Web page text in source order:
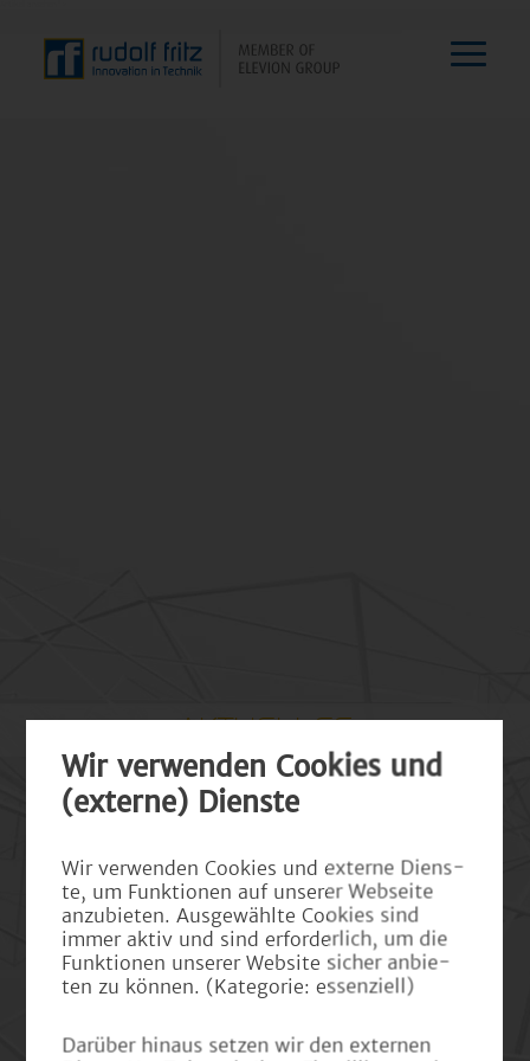
AKTUELLES
Wir ver­wen­den Coo­kies und
(ex­ter­ne) Diens­te
Wir ver­wen­den Coo­kies und ex­ter­ne Diens­
te, um Funk­tio­nen auf un­se­rer Web­sei­te
an­zu­bie­ten. Aus­ge­wähl­te Coo­kies sind
immer aktiv und sind er­for­der­lich, um die
Funk­tio­nen un­se­rer Web­site si­cher an­bie­
ten zu kön­nen. (Ka­te­go­rie: es­sen­zi­ell)
Dar­über hin­aus set­zen wir den ex­ter­nen